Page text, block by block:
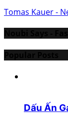
Tomas Kauer -
Dấu Ấn